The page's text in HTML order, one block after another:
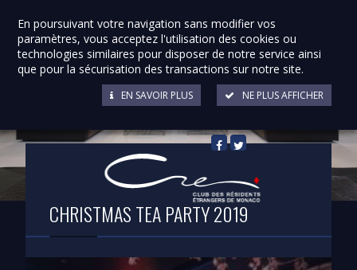
CHRISTMAS TEA PARTY 2019
En poursuivant votre navigation sans modifier vos
paramètres, vous acceptez l'utilisation des cookies ou
technologies similaires pour disposer de notre service ainsi
que pour la sécurisation des transactions sur notre site.
NE PLUS AFFICHER
EN SAVOIR PLUS